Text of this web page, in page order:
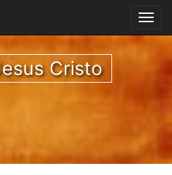
Cristo